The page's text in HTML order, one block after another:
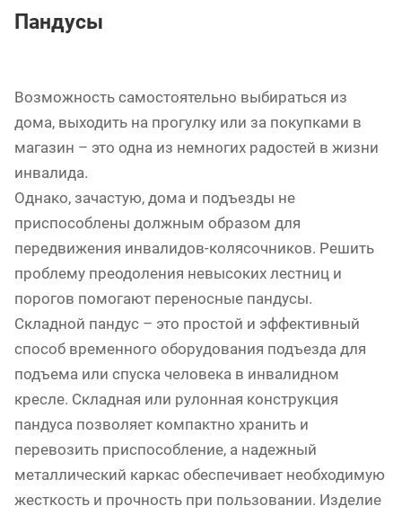
Пандусы
Возможность самостоятельно выбираться из
дома, выходить на прогулку или за покупками в
магазин – это одна из немногих радостей в жизни
инвалида.
Однако, зачастую, дома и подъезды не
приспособлены должным образом для
передвижения инвалидов-колясочников. Решить
проблему преодоления невысоких лестниц и
порогов помогают переносные пандусы.
Складной пандус – это простой и эффективный
способ временного оборудования подъезда для
подъема или спуска человека в инвалидном
кресле. Складная или рулонная конструкция
пандуса позволяет компактно хранить и
перевозить приспособление, а надежный
металлический каркас обеспечивает необходимую
жесткость и прочность при пользовании. Изделие